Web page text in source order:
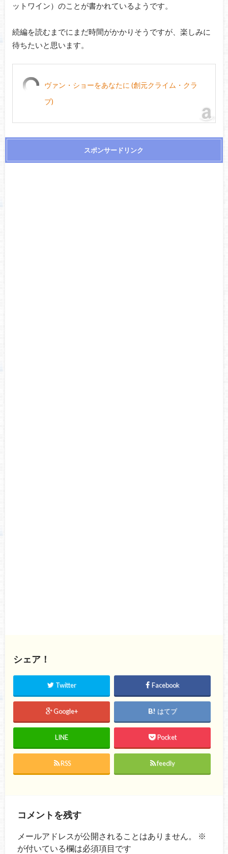
ットワイン）のことが書かれているようです。
続編を読むまでにまだ時間がかかりそうですが、楽しみに
待ちたいと思います。
ヴァン・ショーをあなたに (創元クライム・クラ
ブ)
スポンサードリンク
シェア！
Twitter Facebook
Google+ はてブ
LINE Pocket
RSS feedly
コメントを残す
メールアドレスが公開されることはありません。
※
が付いている欄は必須項目です